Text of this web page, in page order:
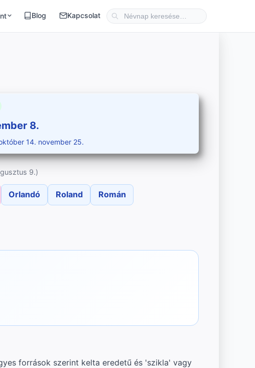
Blog Kapcsolat
8.
14.·november 25.
9.)
Orlandó Roland Román
források szerint kelta eredetű és 'szikla' vagy